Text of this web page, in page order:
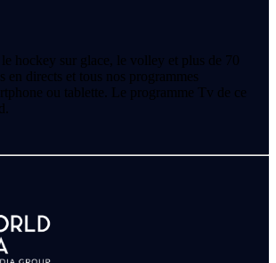
hockey sur glace, le volley et plus de 70
en directs et tous nos programmes
ou tablette. Le programme Tv de ce